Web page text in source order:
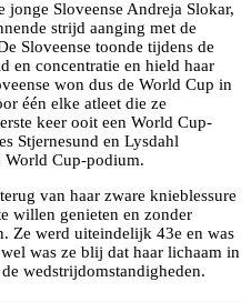
Sloveense Andreja Slokar,
strijd aanging met de
Sloveense toonde tijdens de
en concentratie en hield haar
won dus de World Cup in
één elke atleet die ze
keer ooit een World Cup-
Stjernesund en Lysdahl
World Cup-podium.
van haar zware knieblessure
willen genieten en zonder
Ze werd uiteindelijk 43e en was
was ze blij dat haar lichaam in
wedstrijdomstandigheden.